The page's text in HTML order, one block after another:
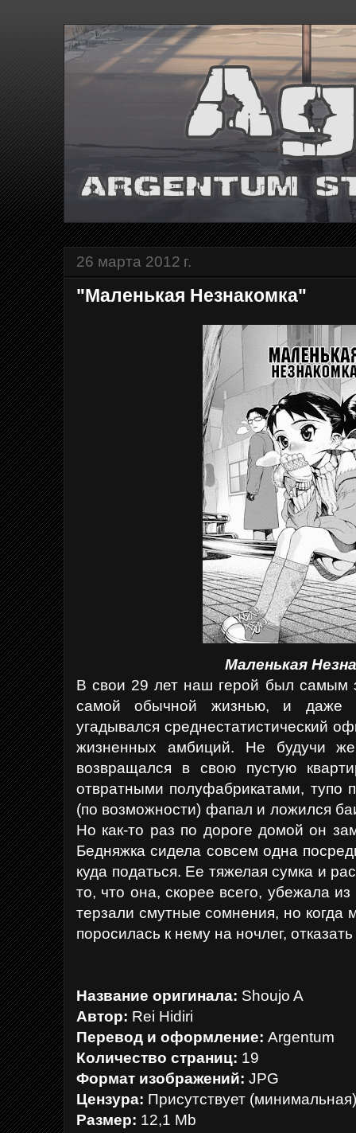
26 марта 2012 г.
"Маленькая Незнакомка"
Маленькая
В свои 29 лет наш герой был самым
самой обычной жизнью, и даже
угадывался среднестатистический
жизненных амбиций. Не будучи
возвращался в свою пустую
отвратными полуфабрикатами, тупо
(по возможности) фапал и ложился
Но как-то раз по дороге домой он
Бедняжка сидела совсем одна
куда податься. Ее тяжелая сумка и
то, что она, скорее всего, убежала
терзали смутные сомнения, но когда
поросилась к нему на ночлег,
Название оригинала: Shoujo A
Автор: Rei Hidiri
Перевод и оформление: Argentum
Количество страниц: 19
Формат изображений: JPG
Цензура: Присутствует (минимальная)
Размер: 12,1 Mb